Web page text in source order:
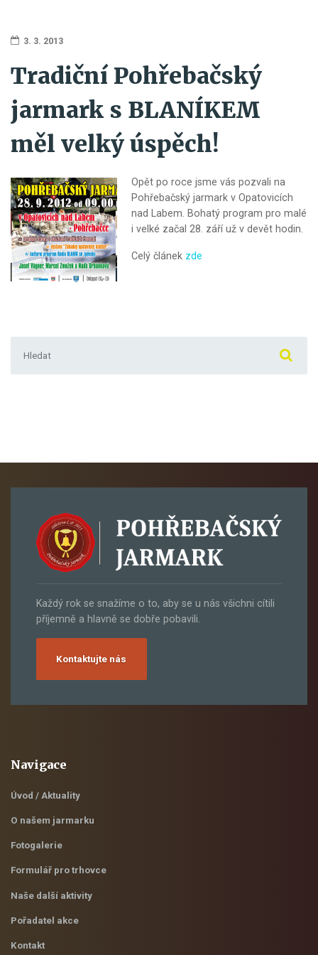
3. 3. 2013
Tradiční Pohřebačský
jarmark s BLANÍKEM
měl velký úspěch!
Opět po roce jsme vás pozvali na
Pohřebačský jarmark v Opatovicích
nad Labem. Bohatý program pro malé
i velké začal 28. září už v devět hodin.
Celý článek zde
Každý rok se snažíme o to, aby se u nás všichni cítili
příjemně a hlavně se dobře pobavili.
Kontaktujte nás
Navigace
Úvod / Aktuality
O našem jarmarku
Fotogalerie
Formulář pro trhovce
Naše další aktivity
Pořadatel akce
Kontakt